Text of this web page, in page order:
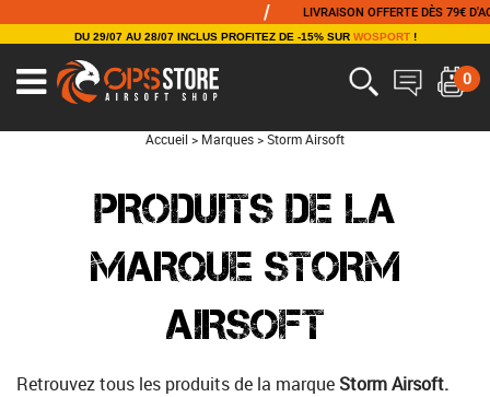
LIVRAISON OFFERTE DÈS 79€ D'ACHAT
DU 29/07 AU 28/07 INCLUS PROFITEZ DE -15% SUR WOSPORT!
0
Accueil > Marques > Storm Airsoft
PRODUITS DE LA
MARQUE STORM
AIRSOFT
Retrouvez tous les produits de la marqueStorm Airsoft.